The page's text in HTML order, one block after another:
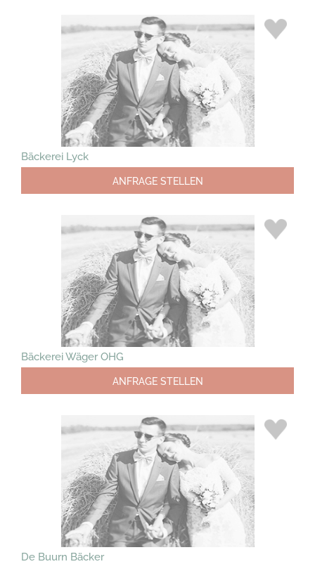
Bäckerei Lyck
ANFRAGE STELLEN
Bäckerei Wäger OHG
ANFRAGE STELLEN
De Buurn Bäcker